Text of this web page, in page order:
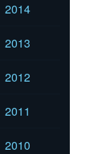
2014
2013
2012
2011
2010